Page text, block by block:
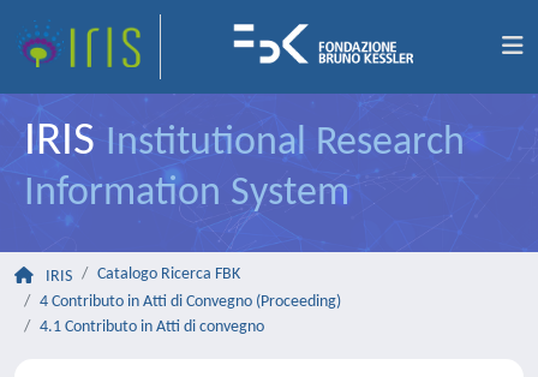
IRIS Institutional Research
Information System
IRIS
Catalogo Ricerca FBK
4 Contributo in Atti di Convegno (Proceeding)
4.1 Contributo in Atti di convegno